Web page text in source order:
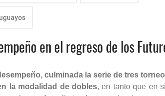
en el regreso de los
culminada la serie de tres
la modalidad de dobles, en tanto que en